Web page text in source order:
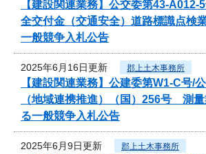
【建設関連業務】公交委第43-A012-
全交付金（交通安全）道路標識点検
一般競争入札公告
2025年6月16日更新 郡上土木事務所
【建設関連業務】公建委第W1-C号/
（地域連携推進）（国）256号 測
る一般競争入札公告
2025年6月9日更新 郡上土木事務所